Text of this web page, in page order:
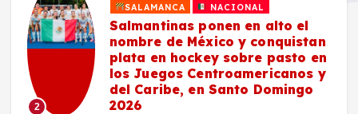
2
SALAMANCA
NACIONAL
Salmantinas ponen en alto el
nombre de México y conquistan
plata en hockey sobre pasto en
los Juegos Centroamericanos y
del Caribe, en Santo Domingo
2026